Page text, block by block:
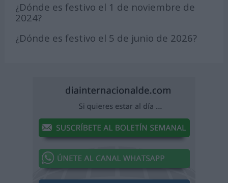
¿Dónde es festivo el 1 de noviembre de
2024?
¿Dónde es festivo el 5 de junio de 2026?